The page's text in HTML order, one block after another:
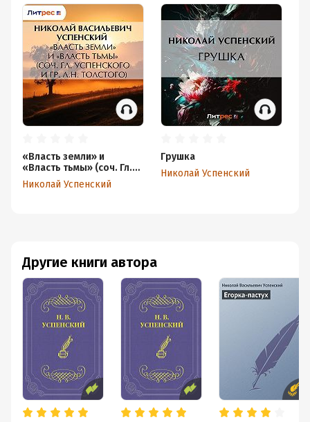
Другие книги автора
«Власть земли» и
«Власть тьмы» (соч. Гл.
Успенского и гр. Л.Н.
Толстого)
Николай Успенский
Грушка
Николай Успенский